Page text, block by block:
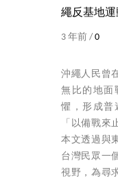
繩反基地運
3 年前 /0
沖繩人民曾
無比的地面
懼，形成普
「以備戰來
本文透過與
台灣民眾一
視野，為尋